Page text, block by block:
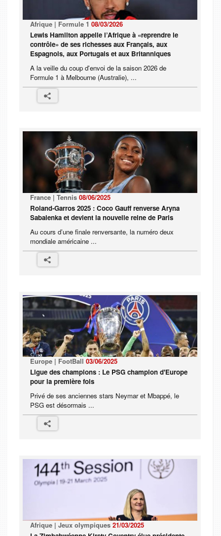
Afrique | Formule 1 08/03/2026
Lewis Hamilton appelle l’Afrique à «reprendre le
contrôle» de ses richesses aux Français, aux
Espagnols, aux Portugais et aux Britanniques
A la veille du coup d'envoi de la saison 2026 de
Formule 1 à Melbourne (Australie), ...
France | Tennis 08/06/2025
Roland-Garros 2025 : Coco Gauff renverse Aryna
Sabalenka et devient la nouvelle reine de Paris
Au cours d’une finale renversante, la numéro deux
mondiale américaine ...
Europe | FootBall 03/06/2025
Ligue des champions : Le PSG champion d'Europe
pour la première fois
Privé de ses anciennes stars Neymar et Mbappé, le
PSG est désormais ...
Afrique | Jeux olympiques 21/03/2025